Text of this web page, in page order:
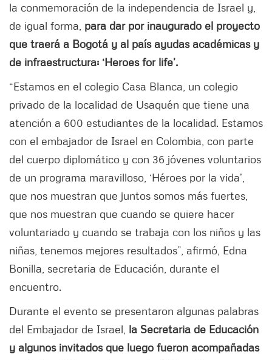
la conmemoración de la independencia de Israel y,
de igual forma, para dar por inaugurado el proyecto
que traerá a Bogotá y al país ayudas académicas y
de infraestructura: ‘Heroes for life’.
“Estamos en el colegio Casa Blanca, un colegio
privado de la localidad de Usaquén que tiene una
atención a 600 estudiantes de la localidad. Estamos
con el embajador de Israel en Colombia, con parte
del cuerpo diplomático y con 36 jóvenes voluntarios
de un programa maravilloso, ‘Héroes por la vida’,
que nos muestran que juntos somos más fuertes,
que nos muestran que cuando se quiere hacer
voluntariado y cuando se trabaja con los niños y las
niñas, tenemos mejores resultados”, afirmó, Edna
Bonilla, secretaria de Educación, durante el
encuentro.
Durante el evento se presentaron algunas palabras
del Embajador de Israel, la Secretaria de Educación
y algunos invitados que luego fueron acompañadas